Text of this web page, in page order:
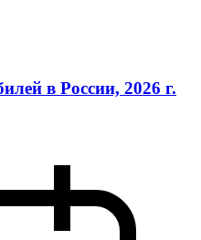
в России, 2026 г.